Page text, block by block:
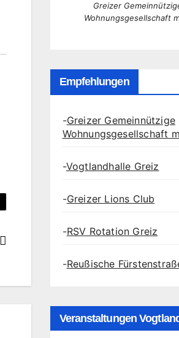
Greizer
Wohnungsgesellschaft
Empfehlungen
-Greizer Gemeinnützige
Wohnungsgesellschaft
-Vogtlandhalle Greiz
-Greizer Lions Club
-RSV Rotation Greiz
-Reußische
Veranstaltungen